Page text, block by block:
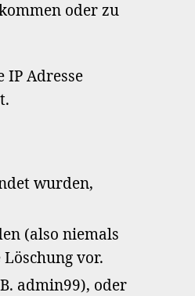
oder zu
IP Adresse
wurden,
(also niemals
vor.
admin99), oder